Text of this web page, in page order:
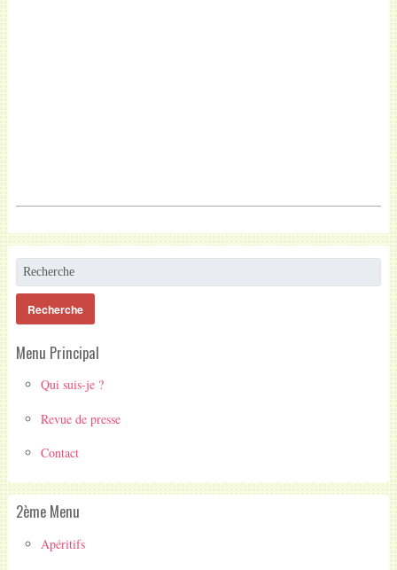
Menu Principal
Qui suis-je ?
Revue de presse
Contact
2ème Menu
Apéritifs